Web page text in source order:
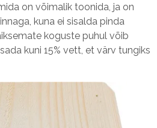
on võimalik toonida, ja on
kuna ei sisalda pinda
koguste puhul võib
kuni 15% vett, et värv tungiks